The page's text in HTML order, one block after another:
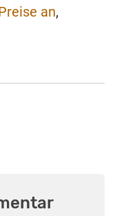
an,